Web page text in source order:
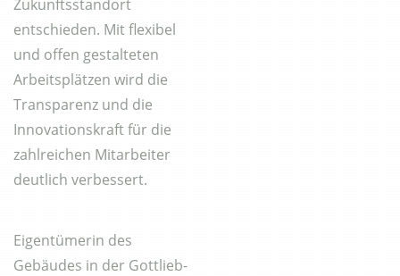
Zukunftsstandort
entschieden. Mit flexibel
und offen gestalteten
Arbeitsplätzen wird die
Transparenz und die
Innovationskraft für die
zahlreichen Mitarbeiter
deutlich verbessert.
Eigentümerin des
Gebäudes in der Gottlieb-